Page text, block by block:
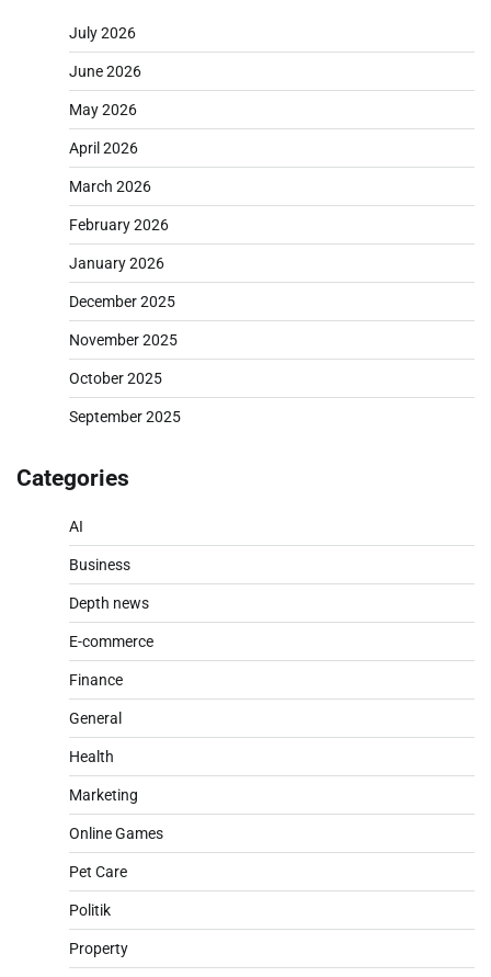
July 2026
June 2026
May 2026
April 2026
March 2026
February 2026
January 2026
December 2025
November 2025
October 2025
September 2025
Categories
AI
Business
Depth news
E-commerce
Finance
General
Health
Marketing
Online Games
Pet Care
Politik
Property